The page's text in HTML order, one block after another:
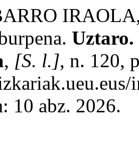
Uztaro.
, [S. l.], n. 120,
10 abz. 2026.